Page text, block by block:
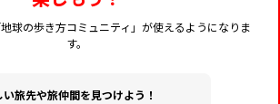
球の歩き方コミュニティ」が使えるようになりま
す。
い旅先や旅仲間を見つけよう！